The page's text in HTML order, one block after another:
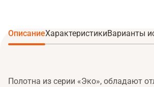
ОписаниеХарактеристикиВарианты
Полотна из серии «Эко», обладают